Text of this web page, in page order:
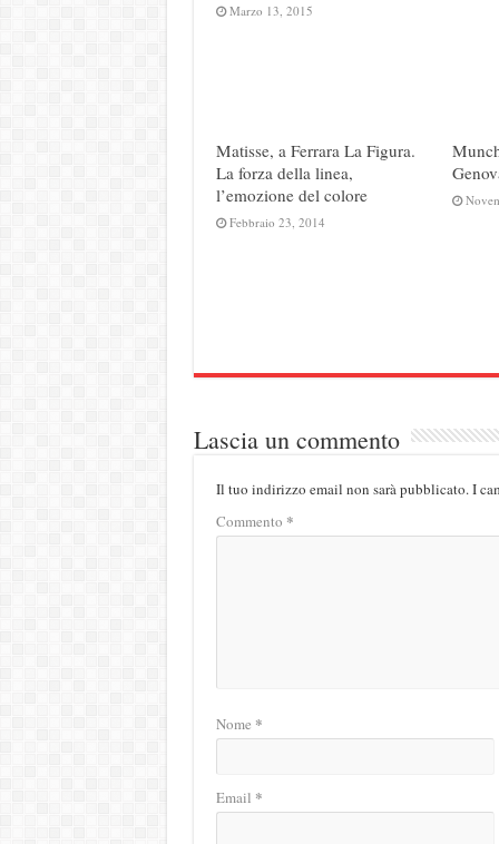
Marzo 13, 2015
Matisse, a Ferrara La Figura.
La forza della linea,
l’emozione del colore
Febbraio 23, 2014
Lascia un commento
Il tuo indirizzo email non sarà pubblicato.I
Commento *
Nome *
Email *